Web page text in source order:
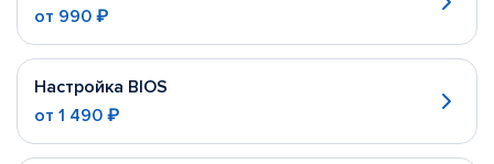
от 990 ₽
Настройка BIOS
от 1 490 ₽